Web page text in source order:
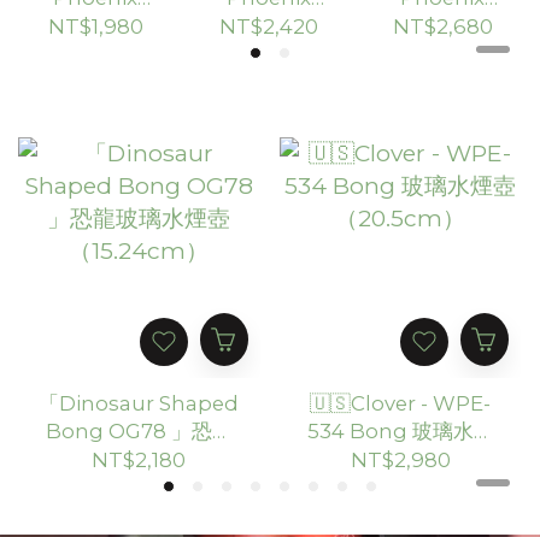
Star -
NT$1,980
Star -
Phx567
水煙壺 「裂
變之星」
（20.8cm）
NT$2,420
Star -
Phx127
（45.7cm）
NT$2,680
「Dinosaur Shaped
Bong OG78 」恐龍
玻璃水煙壺
（15.24cm）
NT$2,180
🇺🇸Clover - WPE-
534 Bong 玻璃水煙
壺 （20.5cm）
NT$2,980